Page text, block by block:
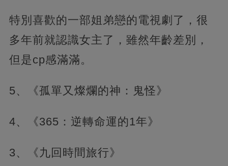
特別喜歡的一部姐弟戀的電視劇了，很
多年前就認識女主了，雖然年齡差別，
但是cp感滿滿。
5、《孤單又燦爛的神：鬼怪》
4、《365：逆轉命運的1年》
3、《九回時間旅行》